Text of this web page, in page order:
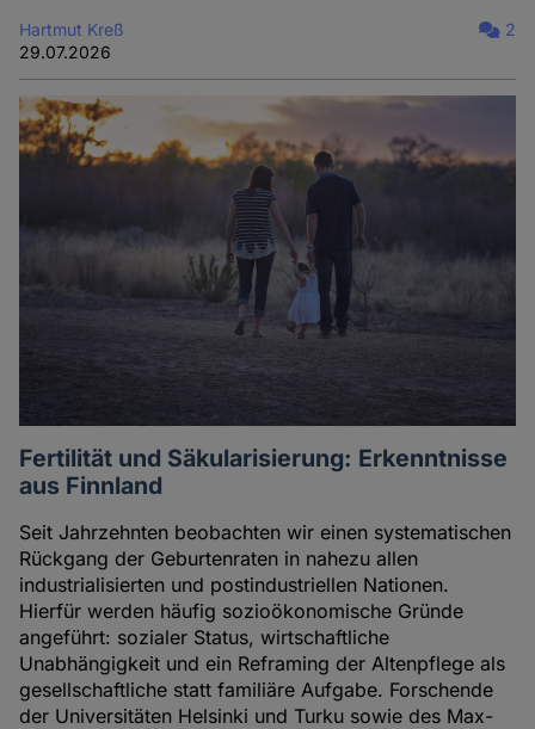
Hartmut Kreß
29.07.2026
2
Fertilität und Säkularisierung: Erkenntnisse
aus Finnland
Seit Jahrzehnten beobachten wir einen systematischen
Rückgang der Geburtenraten in nahezu allen
industrialisierten und postindustriellen Nationen.
Hierfür werden häufig sozioökonomische Gründe
angeführt: sozialer Status, wirtschaftliche
Unabhängigkeit und ein Reframing der Altenpflege als
gesellschaftliche statt familiäre Aufgabe. Forschende
der Universitäten Helsinki und Turku sowie des Max-